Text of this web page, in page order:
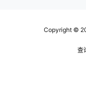
Copyright ©
查